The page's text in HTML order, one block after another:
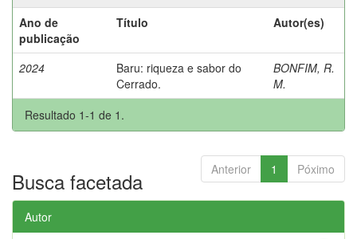
Ano de
publicação
Título Autor(es)
2024
Baru: riqueza e sabor do
Cerrado.
BONFIM, R.
M.
Resultado 1-1 de 1.
Anterior 1 Póximo
Busca facetada
Autor